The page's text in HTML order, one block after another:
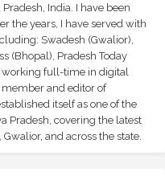
India. I have been
the years, I have served with
Swadesh (Gwalior),
(Bhopal), Pradesh Today
working full-time in digital
and editor of
itself as one of the
Pradesh, covering the latest
and across the state.